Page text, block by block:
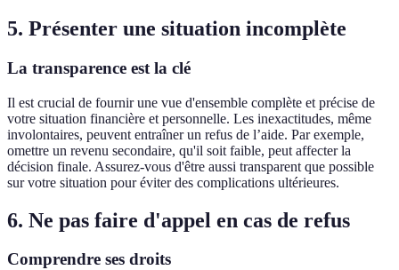
5. Présenter une situation incomplète
La transparence est la clé
Il est crucial de fournir une vue d'ensemble complète et précise de
votre situation financière et personnelle. Les inexactitudes, même
involontaires, peuvent entraîner un refus de l’aide. Par exemple,
omettre un revenu secondaire, qu'il soit faible, peut affecter la
décision finale. Assurez-vous d'être aussi transparent que possible
sur votre situation pour éviter des complications ultérieures.
6. Ne pas faire d'appel en cas de refus
Comprendre ses droits